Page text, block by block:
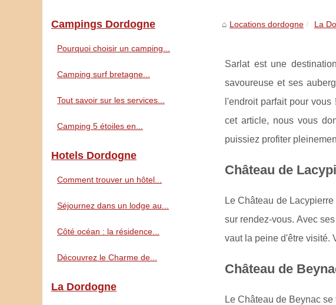
Locations dordogne La
Sarlat est une
savoureuse et ses
l'endroit parfait pour
cet article, nous vous
puissiez profiter
Château de
Le Château de
sur rendez-vous. Avec
vaut la peine d'être visité.
Château de
Le Château de Beynac
Campings Dordogne
Pourquoi choisir un camping...
Camping surf bretagne...
Tout savoir sur les services...
Camping 5 étoiles en...
Hotels Dordogne
Comment trouver un hôtel...
Séjournez dans un lodge au...
Côté océan : la résidence...
Découvrez le Charme de...
La Dordogne